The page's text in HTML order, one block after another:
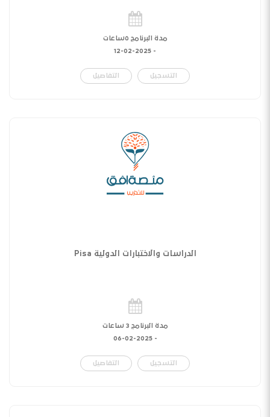
مدة البرنامج ٥ساعات
-
12-02-2025
التسجيل التفاصيل
الدراسات والاختبارات الدولية Pisa
مدة البرنامج 3 ساعات
-
06-02-2025
التسجيل التفاصيل